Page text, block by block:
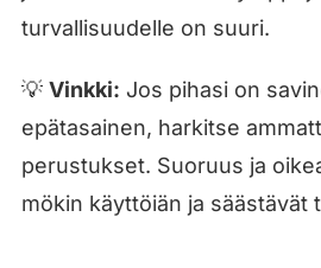
turvallisuudelle on suuri.
💡 Vinkki: Jos pihasi on
epätasainen, harkitse
perustukset. Suoruus ja
mökin käyttöiän ja säästävät